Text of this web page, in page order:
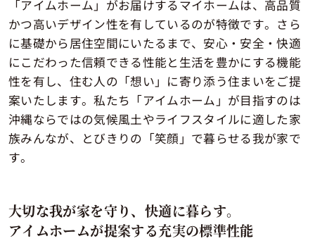
「アイムホーム」がお届けするマイホームは、高品質
かつ高いデザイン性を有しているのが特徴です。さら
に基礎から居住空間にいたるまで、安心・安全・快適
にこだわった信頼できる性能と生活を豊かにする機能
性を有し、住む人の「想い」に寄り添う住まいをご提
案いたします。私たち「アイムホーム」が目指すのは
沖縄ならではの気候風土やライフスタイルに適した家
族みんなが、とびきりの「笑顔」で暮らせる我が家で
す。
大切な我が家を守り、快適に暮らす。
アイムホームが提案する充実の標準性能